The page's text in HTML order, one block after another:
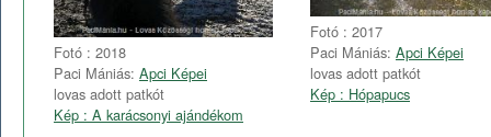
Fotó : 2018
Paci Mániás: Apci Képei
lovas adott patkót
Kép : A karácsonyi ajándékom
Fotó : 2017
Paci Mániás: Apci Képei
lovas adott patkót
Kép : Hópapucs